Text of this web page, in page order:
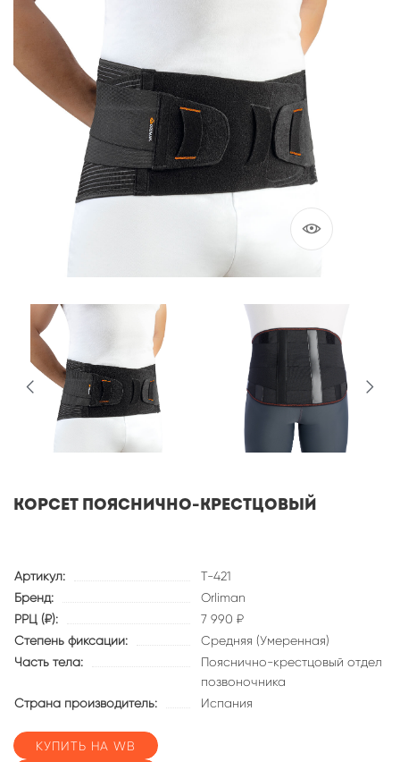
Корсет пояснично-крестцовый
Артикул:
T-421
Бренд:
Orliman
РРЦ (₽):
7 990 ₽
Степень фиксации:
Средняя (Умеренная)
Часть тела:
Пояснично-крестцовый отдел
позвоночника
Страна производитель:
Испания
КУПИТЬ НА WB